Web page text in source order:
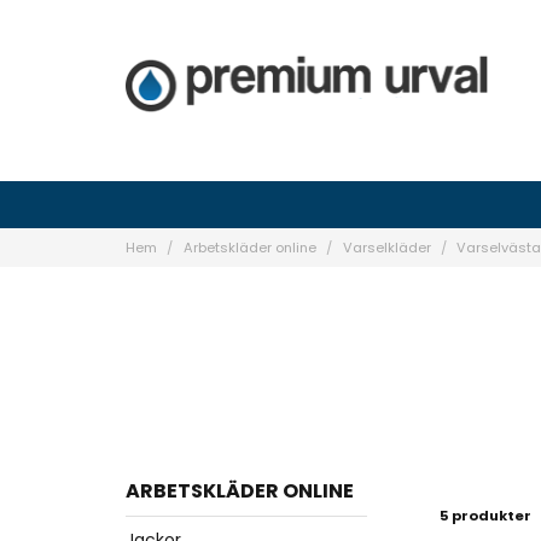
Hem Arbetskläder online Varselkläder
ARBETSKLÄDER ONLINE
5 produkter